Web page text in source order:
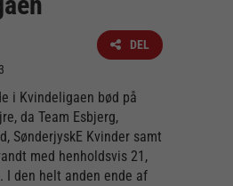
DEL
i Kvindeligaen bød på
da Team Esbjerg,
SønderjyskE Kvinder samt
med henholdsvis 21,
I den helt anden ende af